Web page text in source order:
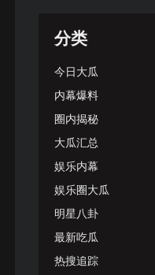
分类
今日大瓜
内幕爆料
圈内揭秘
大瓜汇总
娱乐内幕
娱乐圈大瓜
明星八卦
最新吃瓜
热搜追踪